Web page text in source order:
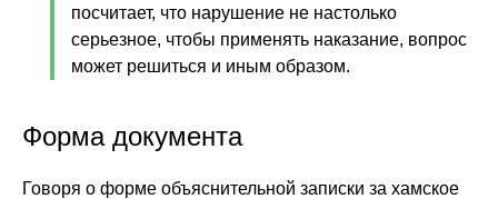
посчитает, что нарушение не настолько
серьезное, чтобы применять наказание, вопрос
может решиться и иным образом.
Форма документа
Говоря о форме объяснительной записки за хамское